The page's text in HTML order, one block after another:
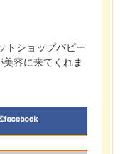
トショップパピー
容に来てくれま